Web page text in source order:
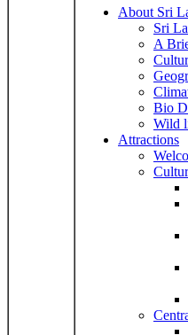
About Sri
Sri
A
Bio
Wild
Attractions